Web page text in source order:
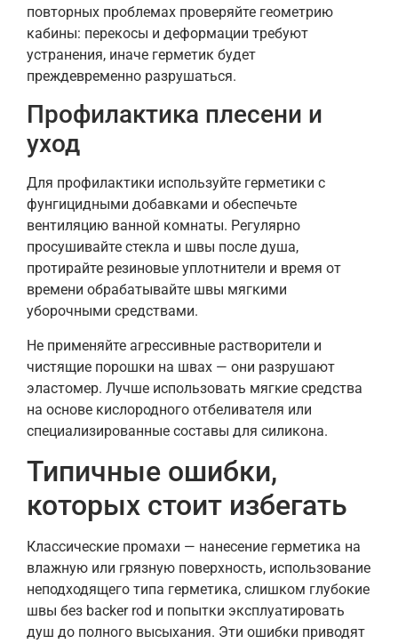
повторных проблемах проверяйте геометрию
кабины: перекосы и деформации требуют
устранения, иначе герметик будет
преждевременно разрушаться.
Профилактика плесени и
уход
Для профилактики используйте герметики с
фунгицидными добавками и обеспечьте
вентиляцию ванной комнаты. Регулярно
просушивайте стекла и швы после душа,
протирайте резиновые уплотнители и время от
времени обрабатывайте швы мягкими
уборочными средствами.
Не применяйте агрессивные растворители и
чистящие порошки на швах — они разрушают
эластомер. Лучше использовать мягкие средства
на основе кислородного отбеливателя или
специализированные составы для силикона.
Типичные ошибки,
которых стоит избегать
Классические промахи — нанесение герметика на
влажную или грязную поверхность, использование
неподходящего типа герметика, слишком глубокие
швы без backer rod и попытки эксплуатировать
душ до полного высыхания. Эти ошибки приводят